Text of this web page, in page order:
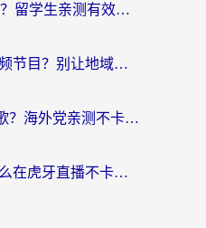
海外如何看CBA直播？留学生亲测有效的体育赛事观看指南
在国外怎么看咪咕视频节目？别让地域限制挡住你的追剧自由
在国外怎么用全民K歌？海外党亲测不卡顿的回国加速秘籍
海外党必看：国外怎么在虎牙直播不卡顿？附腾讯视频网易云音乐解决方案